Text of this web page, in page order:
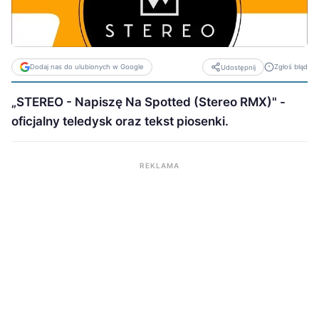
Dodaj nas do ulubionych w Google Udostępnij Zgłoś błąd
„STEREO - Napiszę Na Spotted (Stereo RMX)" -
oficjalny teledysk oraz tekst piosenki.
REKLAMA